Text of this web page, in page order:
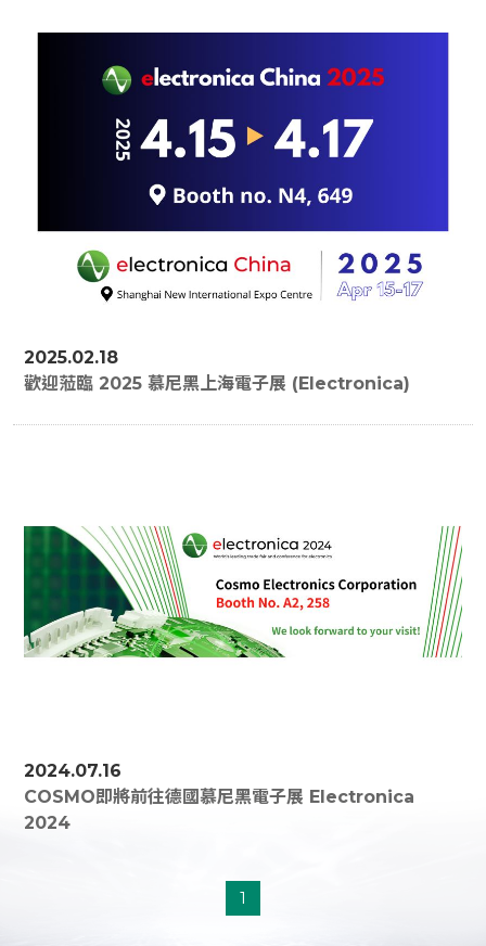
2025.02.18
歡迎蒞臨 2025 慕尼黑上海電子展 (Electronica)
2024.07.16
COSMO即將前往德國慕尼黑電子展 Electronica
2024
1